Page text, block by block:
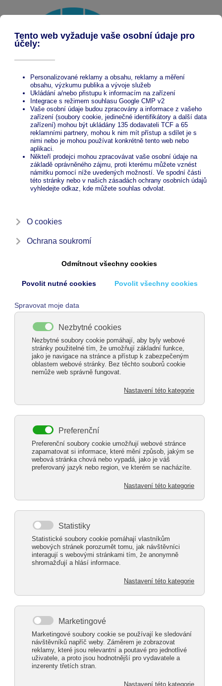
Proč ALcentrum
Hliníkové přístřešky české výroby
Nakupujete přímo od výrobce
Nejnižší ceny na trhu
Více než 20 let zkušeností
Ze zeptání nic nedáte!
Pošlete nám nezávaznou poptávku a my vám ji
obratem naceníme.
VENKOVNÍ POSEZENÍ,
Na stále více konkurenčním trhu podniky hledají
inovativní způsoby, jak přilákat zákazníky. Pro
kavárny, bary, a dokonce i pracovní firemní prostory
je hliníková pergola víc než jen stylový doplněk – je
to chytrá investice, která se může časem vrátit tím,
že rozšíří venkovní posezení a vytvoří příjemnou
atmosféru.
Hliníková pergola je skvělým doplňkem jakéhokoli
prostoru. Ať už jde o malý dvorek kavárny, rozlehlou
zahradu restaurace, nebo prodloužení použitelného
prostoru vedle kanceláří, z našeho sortimentu si
každý vybere hliníkovou pergolu pro své potřeby.
Podívejte se natechnické parametry hliníkových
pergola nesmutněte, pokud nebudou velikosti
sedět vašemu prostoru. Nabízíme i hliníkové pergoly
Napište nám!